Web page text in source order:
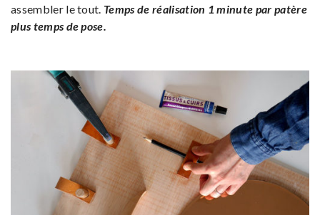
assembler le tout. Temps de réalisation 1 minute par patère
plus temps de pose.